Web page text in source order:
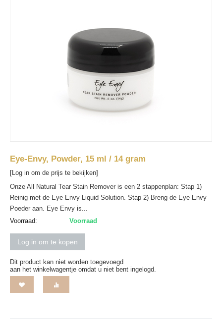
Eye-Envy, Powder, 15 ml / 14 gram
[Log in om de prijs te bekijken]
Onze All Natural Tear Stain Remover is een 2 stappenplan: Stap 1)
Reinig met de Eye Envy Liquid Solution. Stap 2) Breng de Eye Envy
Poeder aan. Eye Envy is...
Voorraad:
Voorraad
Log in om te kopen
Dit product kan niet worden toegevoegd
aan het winkelwagentje omdat u niet bent ingelogd.